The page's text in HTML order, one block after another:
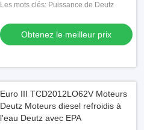
Les mots clés: Puissance de Deutz
Obtenez le meilleur prix
Euro III TCD2012LO62V Moteurs
Deutz Moteurs diesel refroidis à
l'eau Deutz avec EPA